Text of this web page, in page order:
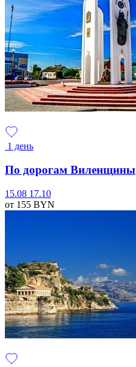
1 день
По дорогам Виленщины
15.08 17.10
от 155 BYN